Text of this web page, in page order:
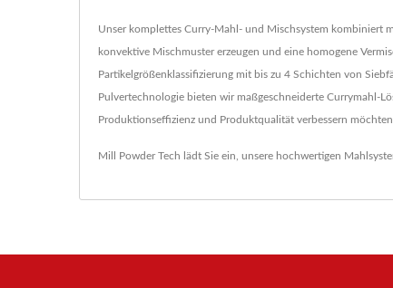
Unser komplettes Curry-Mahl- und Mischsystem kombiniert
konvektive Mischmuster erzeugen und eine homogene
Partikelgrößenklassifizierung mit bis zu 4 Schichten von
Pulvertechnologie bieten wir maßgeschneiderte Currymahl-
Produktionseffizienz und Produktqualität verbessern
Mill Powder Tech lädt Sie ein, unsere hochwertigen